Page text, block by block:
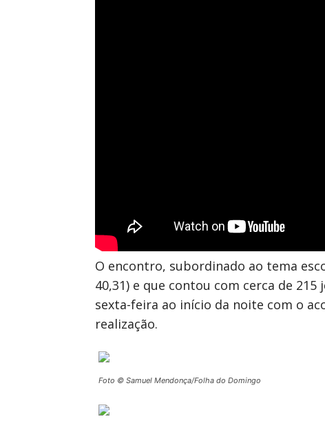
O encontro, subordinado ao tema
40,31) e que contou com cerca de
sexta-feira ao início da noite com o
realização.
Foto © Samuel Mendonça/Folha do Domingo